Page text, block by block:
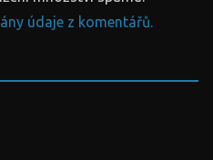
údaje z komentářů.